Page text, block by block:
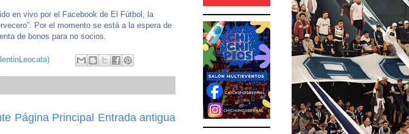
en vivo por el Facebook de El Fútbol, la
Por el momento se está a la espera de
de bonos para no socios.
Entrada antigua
Página Principal